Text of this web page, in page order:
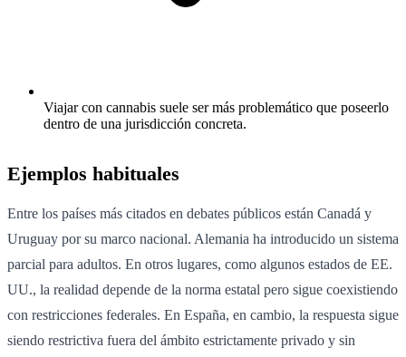
Viajar con cannabis suele ser más problemático que poseerlo
dentro de una jurisdicción concreta.
Ejemplos habituales
Entre los países más citados en debates públicos están Canadá y
Uruguay por su marco nacional. Alemania ha introducido un sistema
parcial para adultos. En otros lugares, como algunos estados de EE.
UU., la realidad depende de la norma estatal pero sigue coexistiendo
con restricciones federales. En España, en cambio, la respuesta sigue
siendo restrictiva fuera del ámbito estrictamente privado y sin